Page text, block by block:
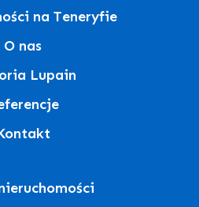
na Teneryfie
O nas
Lupain